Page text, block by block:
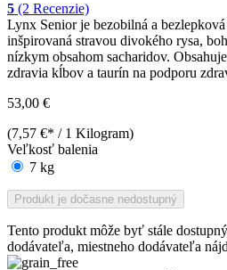
5 (2 Recenzie)
Lynx Senior je bezobilná a
inšpirovaná stravou divokého rysa,
nízkym obsahom sacharidov.
zdravia kĺbov a taurín na podporu
53,00 €
(7,57 €* / 1 Kilogram)
Veľkosť balenia
7 kg
Produkt je dočasne nedostupný
Tento produkt môže byť stále
dodávateľa, miestneho dodávateľa